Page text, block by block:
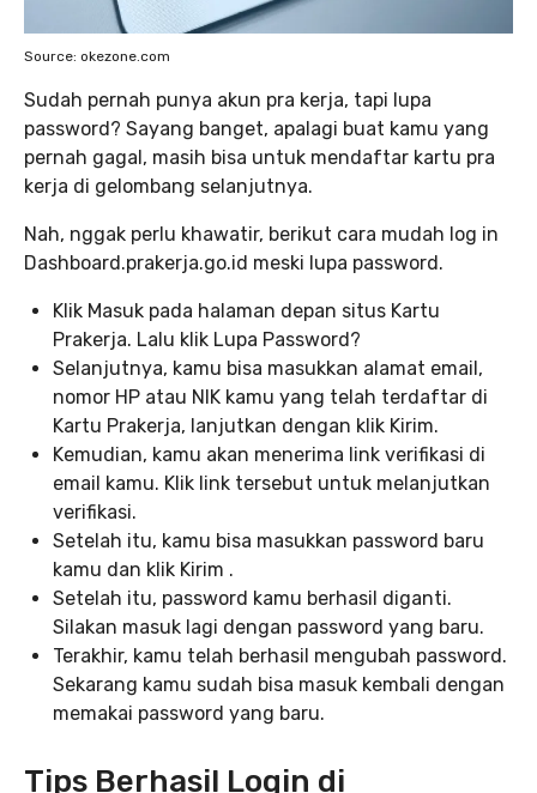
Source: okezone.com
Sudah pernah punya akun pra kerja, tapi lupa
password? Sayang banget, apalagi buat kamu yang
pernah gagal, masih bisa untuk mendaftar kartu pra
kerja di gelombang selanjutnya.
Nah, nggak perlu khawatir, berikut cara mudah log in
Dashboard.prakerja.go.id meski lupa password.
Klik Masuk pada halaman depan situs Kartu
Prakerja. Lalu klik Lupa Password?
Selanjutnya, kamu bisa masukkan alamat email,
nomor HP atau NIK kamu yang telah terdaftar di
Kartu Prakerja, lanjutkan dengan klik Kirim.
Kemudian, kamu akan menerima link verifikasi di
email kamu. Klik link tersebut untuk melanjutkan
verifikasi.
Setelah itu, kamu bisa masukkan password baru
kamu dan klik Kirim .
Setelah itu, password kamu berhasil diganti.
Silakan masuk lagi dengan password yang baru.
Terakhir, kamu telah berhasil mengubah password.
Sekarang kamu sudah bisa masuk kembali dengan
memakai password yang baru.
Tips Berhasil Login di